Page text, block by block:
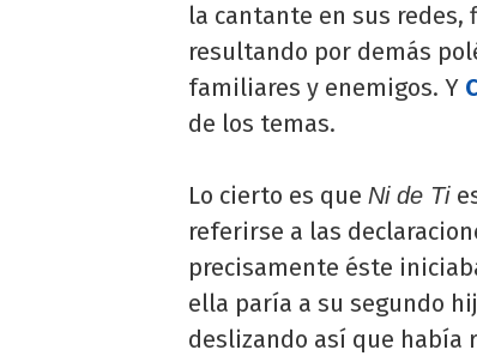
la cantante en sus redes,
resultando por demás
familiares y enemigos. Y
de los temas.
Lo cierto es que Ni de Ti
referirse a las
precisamente éste
ella paría a su segundo
deslizando así que había